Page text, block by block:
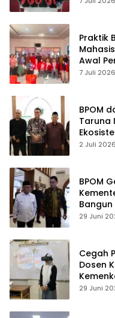
Praktik
Awal
7 Juli 2026
BPOM
Taruna
2 Juli 2026
BPOM
29 Juni
Cegah
Dosen
29 Juni